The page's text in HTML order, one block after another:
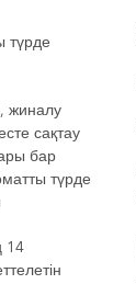
түрде
жиналу
сақтау
бар
түрде
14